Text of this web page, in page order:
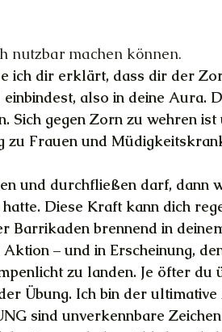
nutzbar machen können.
ich dir erklärt, dass dir der
also in deine Aura.
Sich gegen Zorn zu wehren ist
Frauen und
und durchfließen darf, dann
Diese Kraft kann dich
Barrikaden brennend in
– und in Erscheinung,
zu landen. Je öfter du
Übung. Ich bin der
sind unverkennbare